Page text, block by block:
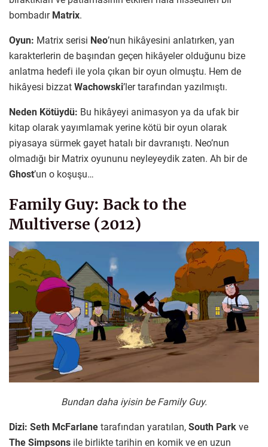
bombadır Matrix.
Oyun: Matrix serisi Neo’nun hikâyesini anlatırken, yan
karakterlerin de başından geçen hikâyeler olduğunu bize
anlatma hedefi ile yola çıkan bir oyun olmuştu. Hem de
hikâyesi bizzat Wachowski’ler tarafından yazılmıştı.
Neden Kötüydü: Bu hikâyeyi animasyon ya da ufak bir
kitap olarak yayımlamak yerine kötü bir oyun olarak
piyasaya sürmek gayet hatalı bir davranıştı. Neo’nun
olmadığı bir Matrix oyununu neyleyeydik zaten. Ah bir de
Ghost’un o koşuşu…
Family Guy: Back to the
Multiverse (2012)
Bundan daha iyisin be Family Guy.
Dizi: Seth McFarlane tarafından yaratılan, South Park ve
The Simpsons ile birlikte tarihin en komik ve en uzun